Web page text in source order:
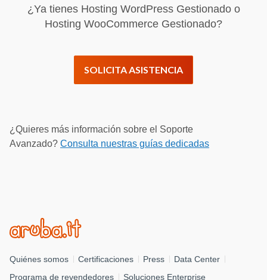
¿Ya tienes Hosting WordPress Gestionado o
Hosting WooCommerce Gestionado?
SOLICITA ASISTENCIA
¿Quieres más información sobre el Soporte
Avanzado? Consulta nuestras guías dedicadas
Quiénes somos Certificaciones Press
Data Center
Programa de revendedores
Soluciones Enterprise